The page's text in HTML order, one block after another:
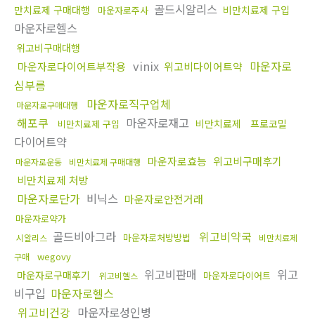
만치료제 구매대행
마운자로주사 골드시알리스 비만치료제 구입
마운자로헬스
위고비구매대행
마운자로다이어트부작용 vinix 위고비다이어트약 마운자로
심부름
마운자로구매대행
마운자로직구업체
해포쿠
비만치료제 구입 마운자로재고 비만치료제 프로코밀
다이어트약
마운자로운동 비만치료제 구매대행 마운자로효능 위고비구매후기
비만치료제 처방
마운자로단가 비닉스 마운자로안전거래
마운자로약가
시알리스 골드비아그라 마운자로처방방법 위고비약국
비만치료제
구매
wegovy
마운자로구매후기 위고비헬스 위고비판매 마운자로다이어트 위고
비구입 마운자로헬스
위고비건강 마운자로성인병